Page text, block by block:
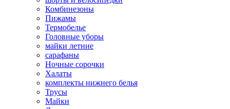
Комбинезоны
Пижамы
Термобелье
Головные уборы
майки летние
сарафаны
Ночные сорочки
Халаты
комплекты нижнего белья
Трусы
Майки